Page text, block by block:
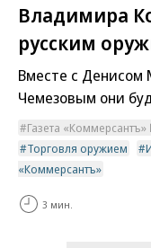
Владимира
русским
Вместе с Денисом
Чемезовым они
Газета
Торговля оружием
«Коммерсантъ»
3 мин.